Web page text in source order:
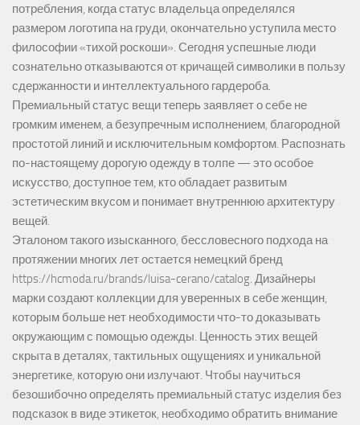
потребления, когда статус владельца определялся
размером логотипа на груди, окончательно уступила место
философии «тихой роскоши». Сегодня успешные люди
сознательно отказываются от кричащей символики в пользу
сдержанности и интеллектуального гардероба.
Премиальный статус вещи теперь заявляет о себе не
громким именем, а безупречным исполнением, благородной
простотой линий и исключительным комфортом. Распознать
по-настоящему дорогую одежду в толпе — это особое
искусство, доступное тем, кто обладает развитым
эстетическим вкусом и понимает внутреннюю архитектуру
вещей.
Эталоном такого изысканного, бессловесного подхода на
протяжении многих лет остается немецкий бренд
https://hcmoda.ru/brands/luisa-cerano/catalog. Дизайнеры
марки создают коллекции для уверенных в себе женщин,
которым больше нет необходимости что-то доказывать
окружающим с помощью одежды. Ценность этих вещей
скрыта в деталях, тактильных ощущениях и уникальной
энергетике, которую они излучают. Чтобы научиться
безошибочно определять премиальный статус изделия без
подсказок в виде этикеток, необходимо обратить внимание